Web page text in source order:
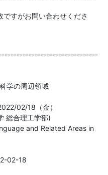
すがお問い合わせくださ
学の周辺領域
02/18（金）
総合理工学部)
and Related Areas in
02-18